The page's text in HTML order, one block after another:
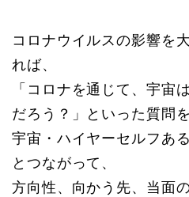
コロナウイルスの影響を
れば、
「コロナを通じて、宇宙
だろう？」といった質問を
宇宙・ハイヤーセルフあ
とつながって、
方向性、向かう先、当面